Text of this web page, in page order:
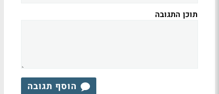
תוכן התגובה
הוסף תגובה